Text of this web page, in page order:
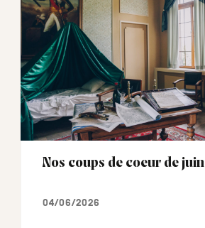
Nos coups de coeur de juin
04/06/2026